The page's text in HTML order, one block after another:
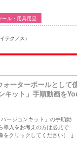
ール・用具用品
テクノス）
ォーターポールとして
キット」手順動画を
ージョンキット」の手順動
導入をお考えの方は必見で
をクリックしてください） ↓